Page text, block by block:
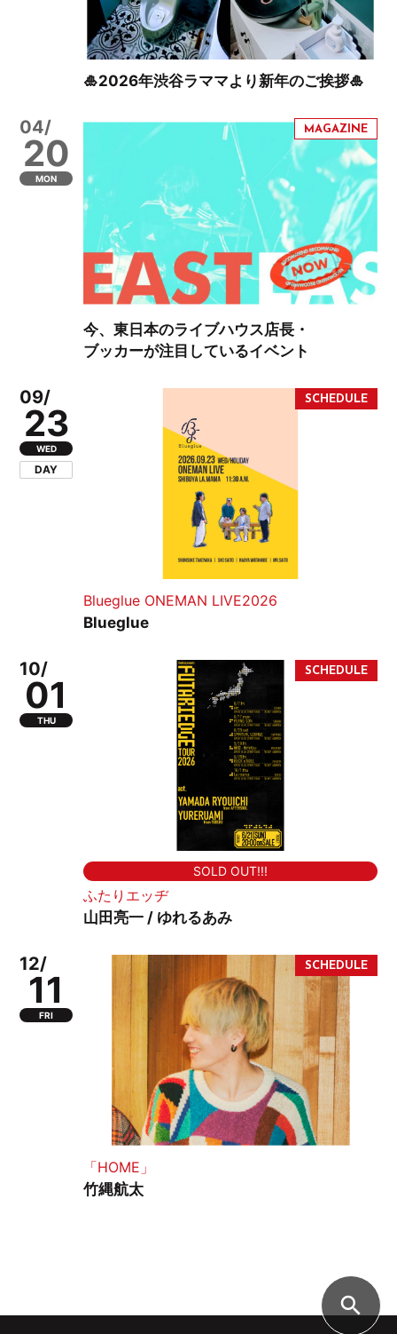
🎍2026年渋谷ラママより新年のご挨拶🎍
04/
20
MON
今、東日本のライブハウス店長・
ブッカーが注目しているイベント
09/
23
WED
DAY
Blueglue ONEMAN LIVE2026
Blueglue
10/
01
THU
SOLD OUT!!!
ふたりエッヂ
山田亮一 / ゆれるあみ
12/
11
FRI
「HOME」
竹縄航太
search